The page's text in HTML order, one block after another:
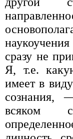
сразу не
Я, т.е.
имеет в
всяком